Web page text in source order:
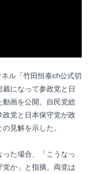
ル「竹田恒泰ch公式切
になって参政党と日
画を公開。自民党総
党と日本保守党が政
見解を示した。
た場合、「こうなっ
か」と指摘。両党は